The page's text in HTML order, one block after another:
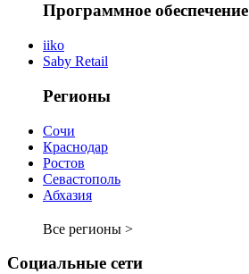
Программное обеспечение
iiko
Saby Retail
Регионы
Сочи
Краснодар
Ростов
Севастополь
Абхазия
Все регионы >
Социальные сети